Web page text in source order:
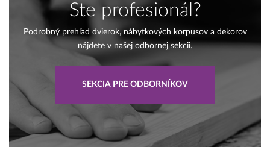
Ste profesionál?
Podrobný prehľad dvierok, nábytkových korpusov a dekorov
nájdete v našej odbornej sekcii.
SEKCIA PRE ODBORNÍKOV